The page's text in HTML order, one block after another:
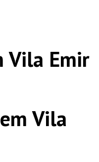
Vila Emir
Vila